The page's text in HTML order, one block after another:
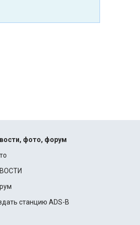
фото, форум
станцию ADS-B